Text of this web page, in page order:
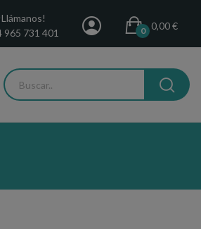
965 731 401
0,00 €
0